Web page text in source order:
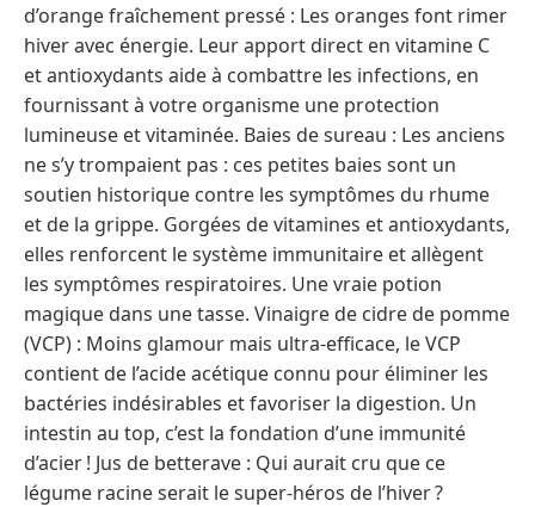
d’orange fraîchement pressé : Les oranges font rimer
hiver avec énergie. Leur apport direct en vitamine C
et antioxydants aide à combattre les infections, en
fournissant à votre organisme une protection
lumineuse et vitaminée. Baies de sureau : Les anciens
ne s’y trompaient pas : ces petites baies sont un
soutien historique contre les symptômes du rhume
et de la grippe. Gorgées de vitamines et antioxydants,
elles renforcent le système immunitaire et allègent
les symptômes respiratoires. Une vraie potion
magique dans une tasse. Vinaigre de cidre de pomme
(VCP) : Moins glamour mais ultra-efficace, le VCP
contient de l’acide acétique connu pour éliminer les
bactéries indésirables et favoriser la digestion. Un
intestin au top, c’est la fondation d’une immunité
d’acier ! Jus de betterave : Qui aurait cru que ce
légume racine serait le super-héros de l’hiver ?